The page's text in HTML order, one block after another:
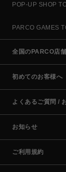
POP-UP SHOP
PARCO GAMES
全国のPARCO店舗
初めてのお客様へ
よくあるご質問 /
お知らせ
ご利用規約